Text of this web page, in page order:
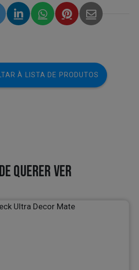
À LISTA DE PRODUTOS
QUERER VER